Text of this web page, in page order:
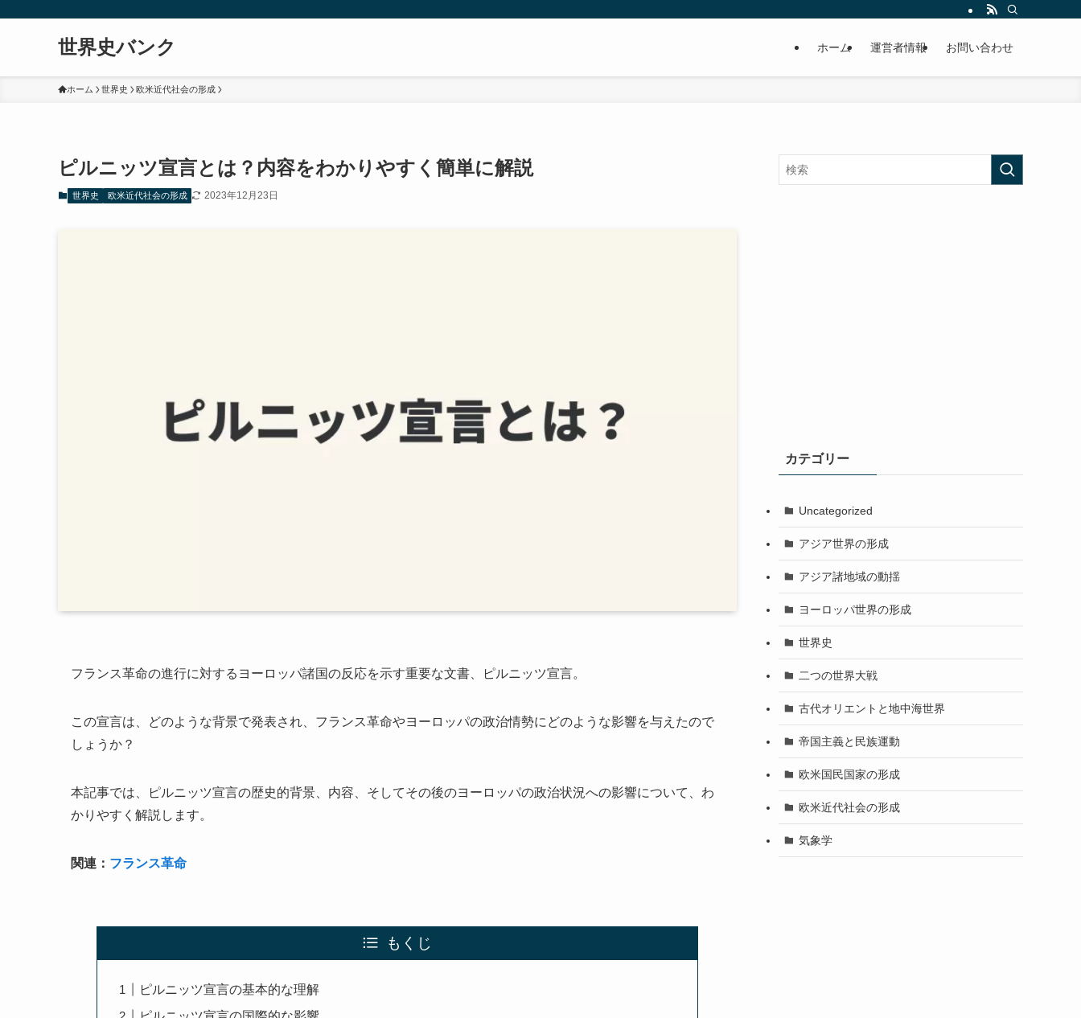
世界史バンク ホーム 運営者情報 お問い合わせ
ホーム 世界史 欧米近代社会の形成
ピルニッツ宣言とは？内容をわかりやすく簡単に解説
世界史 欧米近代社会の形成 2023年12月23日
フランス革命の進行に対するヨーロッパ諸国の反応を示す重要な文書、ピルニッツ宣言。
この宣言は、どのような背景で発表され、フランス革命やヨーロッパの政治情勢にどのような影響を与えたので
しょうか？
本記事では、ピルニッツ宣言の歴史的背景、内容、そしてその後のヨーロッパの政治状況への影響について、わ
かりやすく解説します。
関連： フランス革命
もくじ
ピルニッツ宣言の基本的な理解
カテゴリー
Uncategorized
アジア世界の形成
アジア諸地域の動揺
ヨーロッパ世界の形成
世界史
二つの世界大戦
古代オリエントと地中海世界
帝国主義と民族運動
欧米国民国家の形成
欧米近代社会の形成
気象学